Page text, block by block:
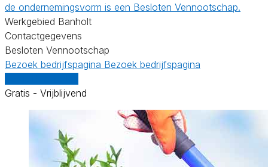
de ondernemingsvorm is een Besloten Vennootschap.
Werkgebied Banholt
Contactgegevens
Besloten Vennootschap
Bezoek bedrijfspagina Bezoek bedrijfspagina
Gratis - Vrijblijvend